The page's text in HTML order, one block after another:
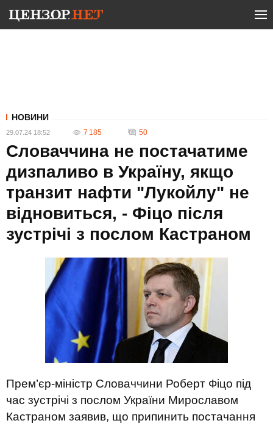
НОВИНИ
29.07.24 18:52 7 185 50
Словаччина не постачатиме
дизпаливо в Україну, якщо
транзит нафти "Лукойлу" не
відновиться, - Фіцо після
зустрічі з послом Кастраном
Прем’єр-міністр Словаччини Роберт Фіцо під
час зустрічі з послом України Мирославом
Кастраном заявив, що припинить постачання